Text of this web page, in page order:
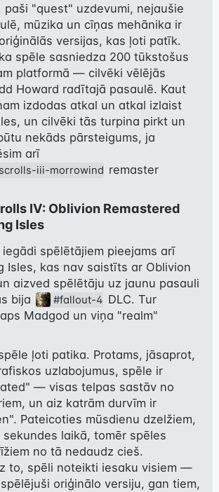
paši "quest" uzdevumi, nejaušie
mūzika un cīņas mehānika ir
versijas, kas ļoti patīk.
spēle sasniedza 200 tūkstošus
platformā — cilvēki vēlējās
Howard radītajā pasaulē. Kaut
izdodas atkal un atkal izlaist
un cilvēki tās turpina pirkt un
nekāds pārsteigums, ja
arī
iii-morrowind remaster
IV: Oblivion Remastered
Isles
spēlētājiem pieejams arī
Isles, kas nav saistīts ar Oblivion
aizved spēlētāju uz jaunu pasauli
bija
#fallout-4 DLC. Tur
Madgod un viņa "realm"
ļoti patika. Protams, jāsaprot,
uzlabojumus, spēle ir
— visas telpas sastāv no
un aiz katrām durvīm ir
Pateicoties mūsdienu dzelžiem,
laikā, tomēr spēles
no tā nedaudz cieš.
to, spēli noteikti iesaku visiem —
oriģinālo versiju, gan tiem,